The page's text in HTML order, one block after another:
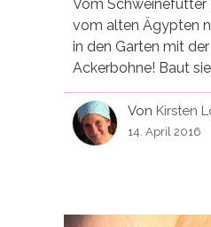
Vom Schweinefutter
vom alten Ägypten
in den Garten mit
Ackerbohne! Baut
Von Kirsten
14. April 2016